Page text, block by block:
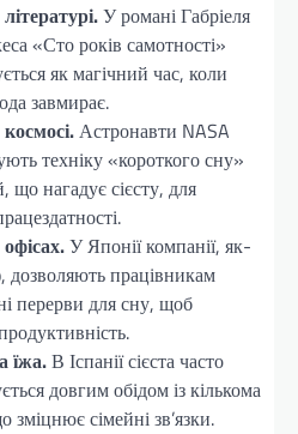
У романі Габріеля
«Сто років самотності»
як магічний час, коли
завмирає.
Астронавти NASA
техніку «короткого сну»
що нагадує сієсту, для
У Японії компанії, як-
працівникам
перерви для сну, щоб
їжа.В Іспанії сієста часто
довгим обідом із кількома
зміцнює сімейні зв’язки.